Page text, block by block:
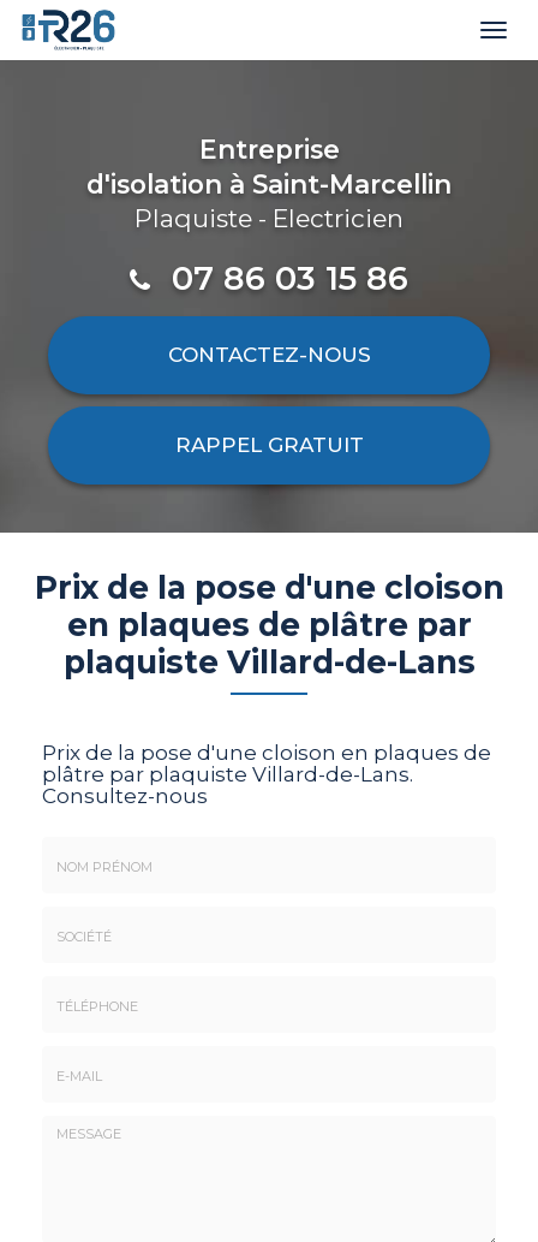
Entreprise
d'isolation à Saint-Marcellin
Plaquiste - Electricien
07 86 03 15 86
CONTACTEZ-NOUS
RAPPEL GRATUIT
Prix de la pose d'une cloison
en plaques de plâtre par
plaquiste Villard-de-Lans
Prix de la pose d'une cloison en plaques de
plâtre par plaquiste Villard-de-Lans.
Consultez-nous